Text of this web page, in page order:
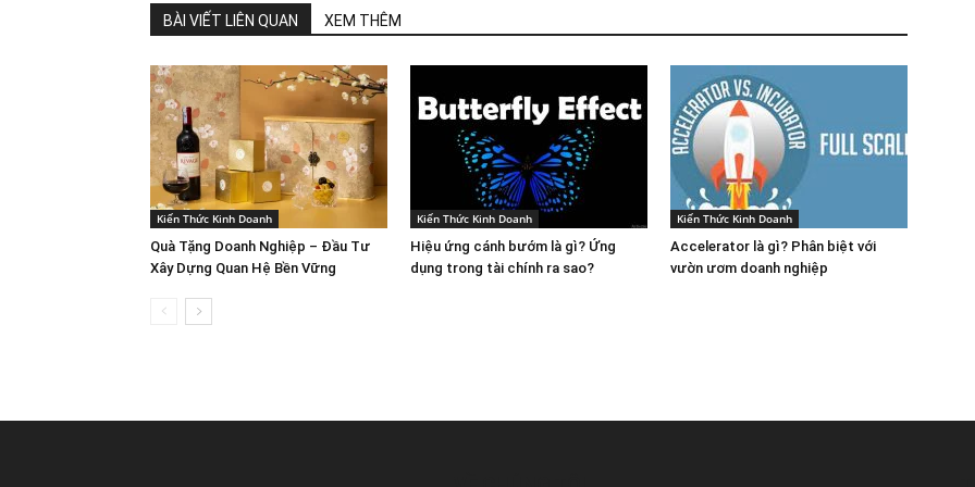
BÀI VIẾT LIÊN QUAN XEM THÊM
Kiến Thức Kinh Doanh
Quà Tặng Doanh Nghiệp – Đầu Tư
Xây Dựng Quan Hệ Bền Vững
Kiến Thức Kinh Doanh
Hiệu ứng cánh bướm là gì? Ứng
dụng trong tài chính ra sao?
Kiến Thức Kinh Doanh
Accelerator là gì? Phân biệt với
vườn ươm doanh nghiệp